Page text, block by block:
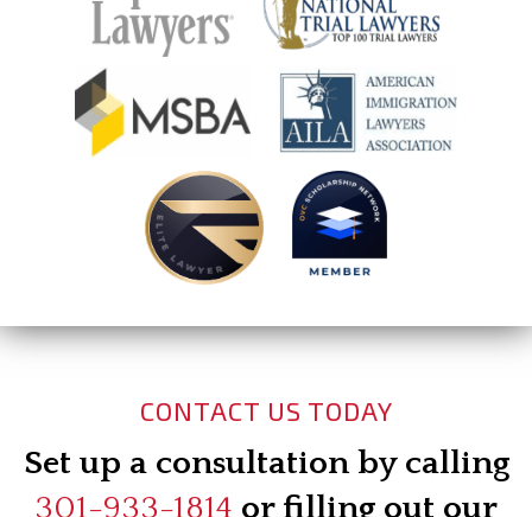
CONTACT US TODAY
Set up a consultation by calling
301-933-1814 or filling out our